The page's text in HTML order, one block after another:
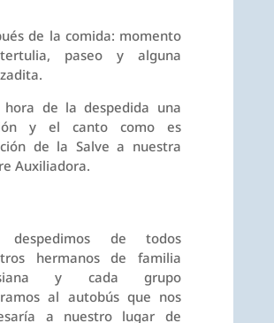
de la comida: momento
paseo y alguna
de la despedida una
y el canto como es
de la Salve a nuestra
Auxiliadora.
despedimos de todos
hermanos de familia
y cada grupo
al autobús que nos
a nuestro lugar de